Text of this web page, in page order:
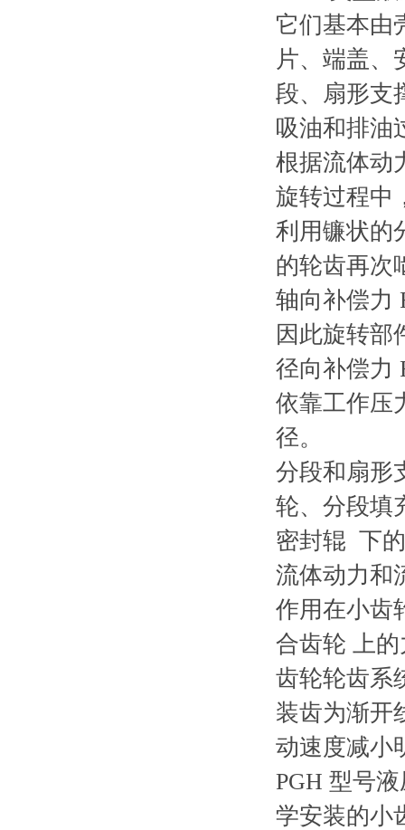
它们基本由
片、端盖、
段、扇形支
吸油和排油
根据流体动
旋转过程中
利用镰状的
的轮齿再次
轴向补偿力
因此旋转部
径向补偿力
依靠工作压
径。
分段和扇形
轮、分段填
密封辊 下
流体动力和
作用在小齿
合齿轮 上
齿轮轮齿系
装齿为渐开
动速度减小
PGH 型号
学安装的小